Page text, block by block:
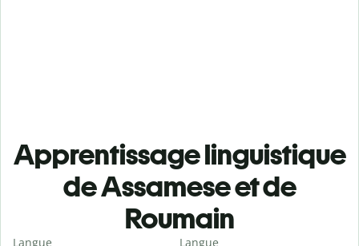
Apprentissage linguistique
de Assamese et de
Roumain
Langue
Langue